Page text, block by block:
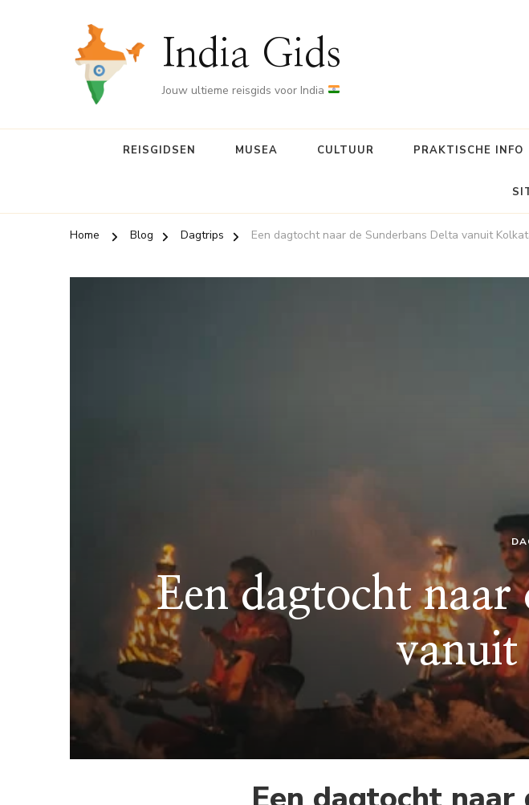
India Gids
Jouw ultieme reisgids voor India
REISGIDSEN MUSEA CULTUUR PRAKTISCHE INFO
Home Blog Dagtrips Een dagtocht naar de Sunderbans Delta vanuit
Een dagtocht naar